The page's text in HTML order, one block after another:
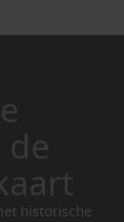
de
historische